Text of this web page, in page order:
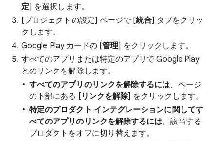
定] を選択します。
[プロジェクトの設定] ページで [統合] タブをクリッ
クします。
Google Play カードの [管理] をクリックします。
すべてのアプリまたは特定のアプリで Google Play
とのリンクを解除します。
すべてのアプリのリンクを解除するには、ページ
の下部にある [リンクを解除] をクリックします。
特定のプロダクト インテグレーションに関してす
べてのアプリのリンクを解除するには、該当する
プロダクトをオフに切り替えます。